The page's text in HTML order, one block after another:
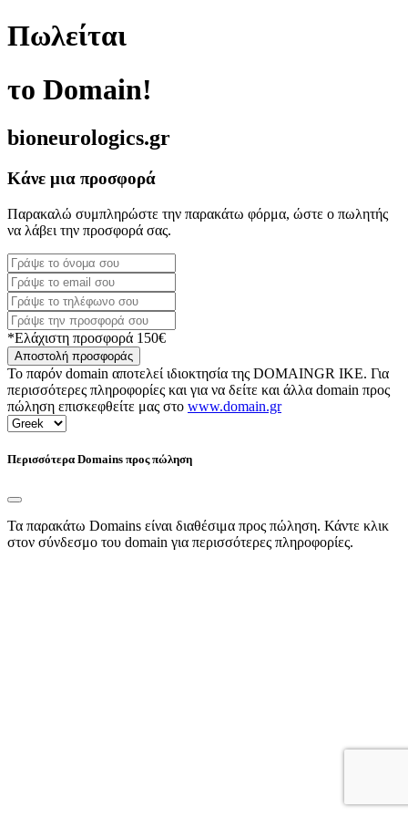
Πωλείται
το Domain!
bioneurologics.gr
Κάνε μια προσφορά
Παρακαλώ συμπληρώστε την παρακάτω φόρμα, ώστε ο πωλητής
να λάβει την προσφορά σας.
*Ελάχιστη προσφορά 150€
Αποστολή προσφοράς
Το παρόν domain αποτελεί ιδιοκτησία της DOMAINGR ΙΚΕ. Για
περισσότερες πληροφορίες και για να δείτε και άλλα domain προς
πώληση επισκεφθείτε μας στο www.domain.gr
Περισσότερα Domains προς πώληση
Τα παρακάτω Domains είναι διαθέσιμα προς πώληση. Κάντε κλικ
στον σύνδεσμο του domain για περισσότερες πληροφορίες.